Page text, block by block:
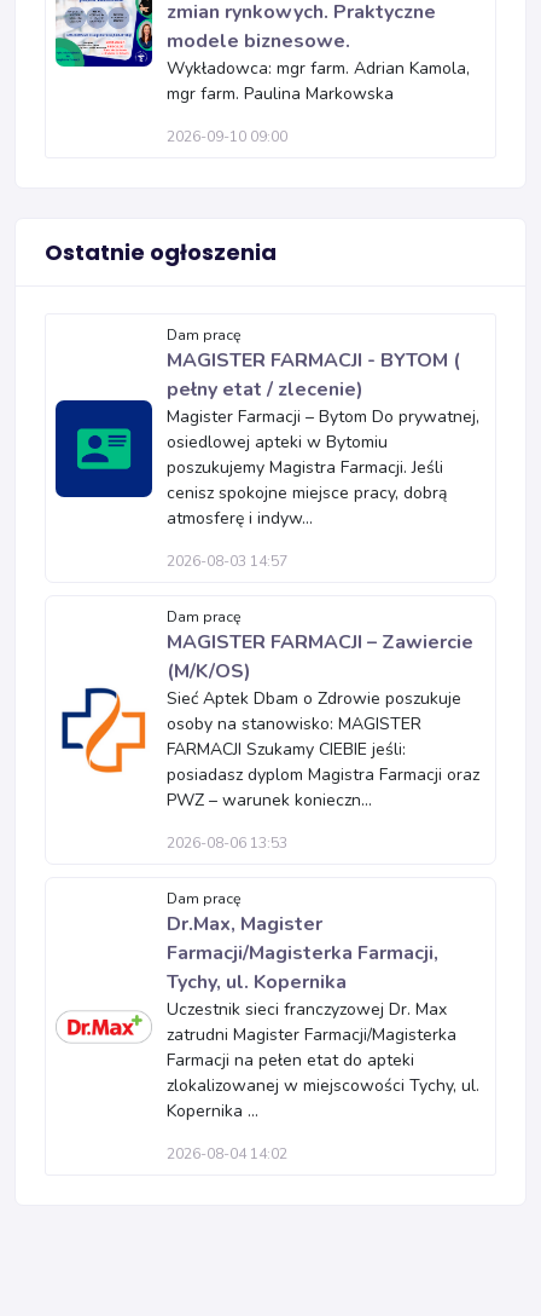
zmian rynkowych. Praktyczne
modele biznesowe.
Wykładowca: mgr farm. Adrian Kamola,
mgr farm. Paulina Markowska
2026-09-10 09:00
Ostatnie ogłoszenia
Dam pracę
MAGISTER FARMACJI - BYTOM (
pełny etat / zlecenie)
Magister Farmacji – Bytom Do prywatnej,
osiedlowej apteki w Bytomiu
poszukujemy Magistra Farmacji. Jeśli
cenisz spokojne miejsce pracy, dobrą
atmosferę i indyw...
2026-08-03 14:57
Dam pracę
MAGISTER FARMACJI – Zawiercie
(M/K/OS)
Sieć Aptek Dbam o Zdrowie poszukuje
osoby na stanowisko: MAGISTER
FARMACJI Szukamy CIEBIE jeśli:
posiadasz dyplom Magistra Farmacji oraz
PWZ – warunek konieczn...
2026-08-06 13:53
Dam pracę
Dr.Max, Magister
Farmacji/Magisterka Farmacji,
Tychy, ul. Kopernika
Uczestnik sieci franczyzowej Dr. Max
zatrudni Magister Farmacji/Magisterka
Farmacji na pełen etat do apteki
zlokalizowanej w miejscowości Tychy, ul.
Kopernika ...
2026-08-04 14:02